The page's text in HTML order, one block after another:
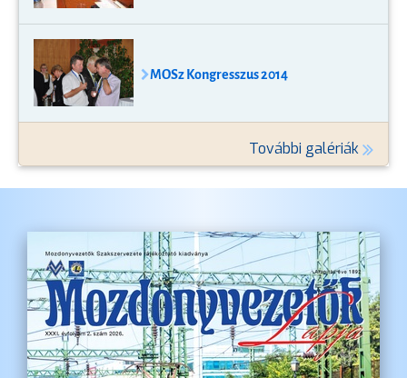
MOSz Kongresszus 2014
További galériák